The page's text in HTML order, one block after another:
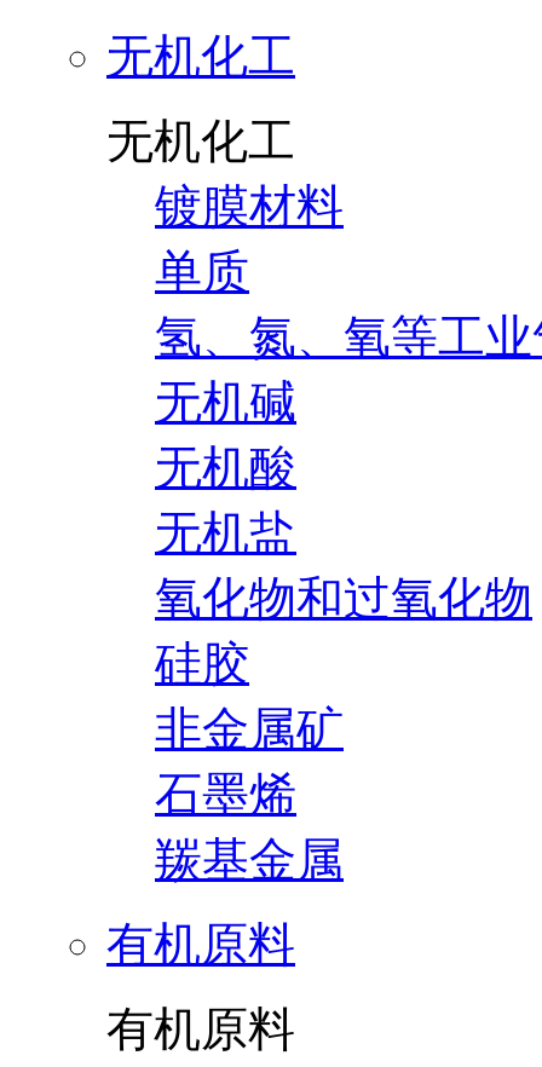
无机化工
无机化工
镀膜材料
单质
氢、氮、氧等工
无机碱
无机酸
无机盐
氧化物和过氧化物
硅胶
非金属矿
石墨烯
羰基金属
有机原料
有机原料